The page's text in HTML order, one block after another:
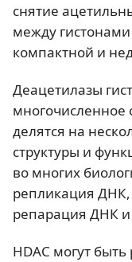
снятие
между
компактной и
Деацетилазы
многочисленное
делятся на
структуры и
во многих
репликация
репарация ДНК
HDAC могут